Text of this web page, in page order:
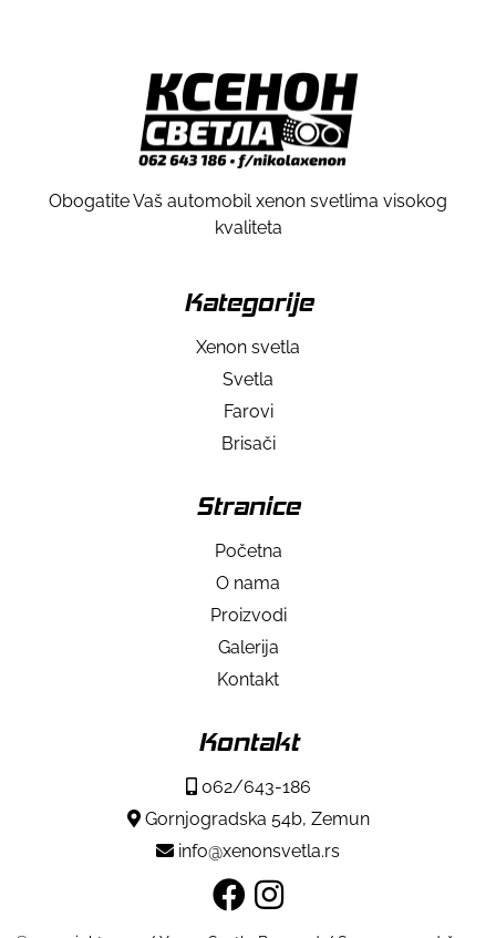
Obogatite Vaš automobil xenon svetlima visokog
kvaliteta
Kategorije
Xenon svetla
Svetla
Farovi
Brisači
Stranice
Početna
O nama
Proizvodi
Galerija
Kontakt
Kontakt
062/643-186
Gornjogradska 54b, Zemun
info@xenonsvetla.rs